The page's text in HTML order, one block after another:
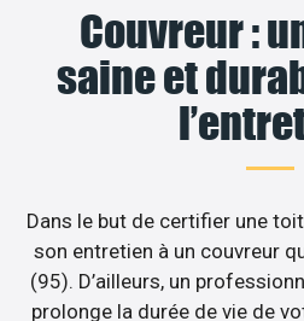
Couvreur :
saine et
Dans le but de certifier une
son entretien à un couvreur
(95). D’ailleurs, un
prolonge la durée de vie de